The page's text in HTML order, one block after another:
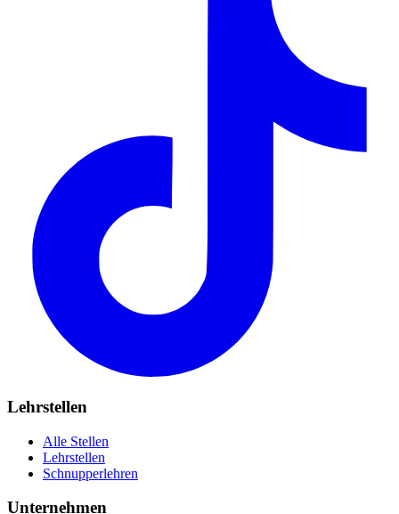
Lehrstellen
Alle Stellen
Lehrstellen
Schnupperlehren
Unternehmen